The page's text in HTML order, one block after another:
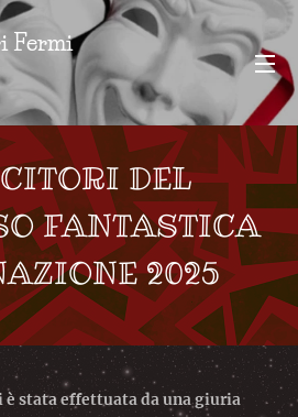
Fermi
DEL
FANTASTICA
2025
stata effettuata da una giuria